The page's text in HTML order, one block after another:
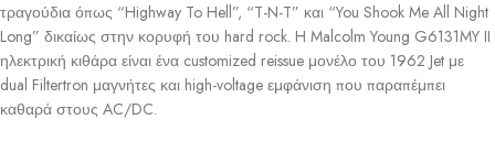
τραγούδια όπως “Highway To Hell”, “T-N-T” και “You Shook Me All Night
Long” δικαίως στην κορυφή του hard rock. H Malcolm Young G6131MY II
ηλεκτρική κιθάρα είναι ένα customized reissue μονέλο του 1962 Jet με
dual Filtertron μαγνήτες και high-voltage εμφάνιση που παραπέμπει
καθαρά στους AC/DC.